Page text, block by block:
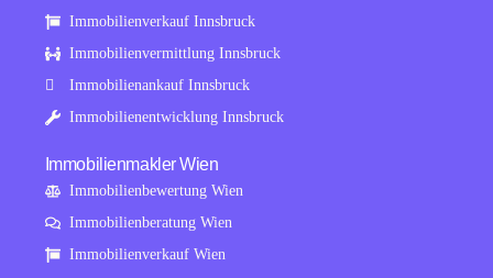
Immobilienverkauf Innsbruck
Immobilienvermittlung Innsbruck
Immobilienankauf Innsbruck
Immobilienentwicklung Innsbruck
Immobilienmakler Wien
Immobilienbewertung Wien
Immobilienberatung Wien
Immobilienverkauf Wien